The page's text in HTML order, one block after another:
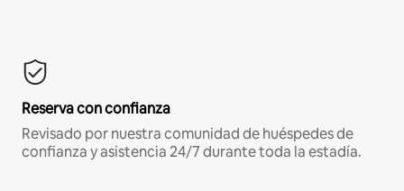
Reserva con confianza
Revisado por nuestra comunidad de huéspedes de
confianza y asistencia 24/7 durante toda la estadía.